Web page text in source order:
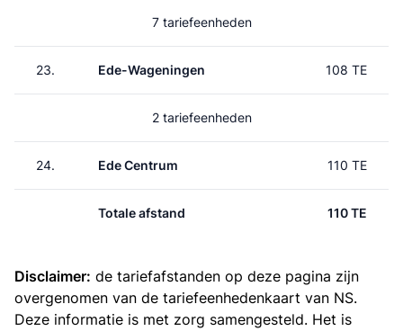
7 tariefeenheden
23. Ede-Wageningen 108 TE
2 tariefeenheden
24. Ede Centrum 110 TE
Totale afstand 110 TE
Disclaimer: de tariefafstanden op deze pagina zijn
overgenomen van de tariefeenhedenkaart van NS.
Deze informatie is met zorg samengesteld. Het is